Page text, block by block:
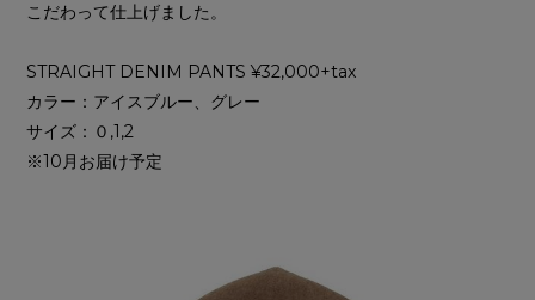
こだわって仕上げました。
STRAIGHT DENIM PANTS ¥32,000+tax
カラー：アイスブルー、グレー
サイズ：０,1,2
※10月お届け予定